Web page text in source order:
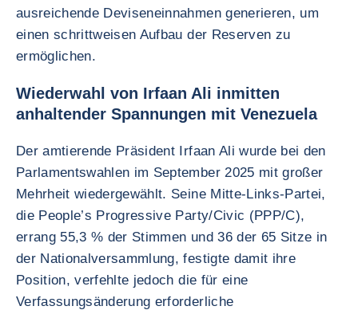
ausreichende Deviseneinnahmen generieren, um
einen schrittweisen Aufbau der Reserven zu
ermöglichen.
Wiederwahl von Irfaan Ali inmitten
anhaltender Spannungen mit Venezuela
Der amtierende Präsident Irfaan Ali wurde bei den
Parlamentswahlen im September 2025 mit großer
Mehrheit wiedergewählt. Seine Mitte-Links-Partei,
die People’s Progressive Party/Civic (PPP/C),
errang 55,3 % der Stimmen und 36 der 65 Sitze in
der Nationalversammlung, festigte damit ihre
Position, verfehlte jedoch die für eine
Verfassungsänderung erforderliche